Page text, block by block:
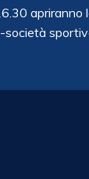
apriranno
società